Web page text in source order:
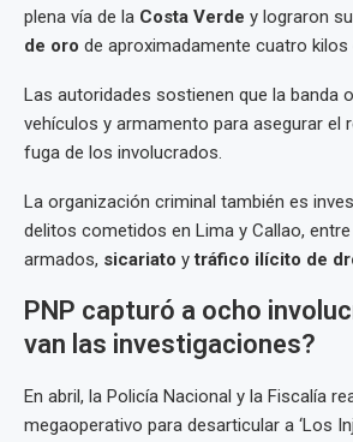
plena vía de la Costa Verde y lograron
de oro de aproximadamente cuatro kilos
Las autoridades sostienen que la banda
vehículos y armamento para asegurar el
fuga de los involucrados.
La organización criminal también es
delitos cometidos en Lima y Callao,
armados, sicariato ytráfico ilícito de
PNP capturó a ocho
van las investigaciones?
En abril, la Policía Nacional y la Fiscalía
megaoperativo para desarticular a ‘Los